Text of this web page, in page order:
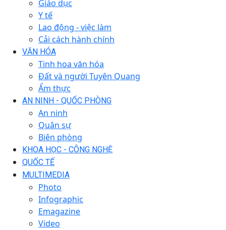
Giáo dục
Y tế
Lao động - việc làm
Cải cách hành chính
VĂN HÓA
Tinh hoa văn hóa
Đất và người Tuyên Quang
Ẩm thực
AN NINH - QUỐC PHÒNG
An ninh
Quân sự
Biên phòng
KHOA HỌC - CÔNG NGHỆ
QUỐC TẾ
MULTIMEDIA
Photo
Infographic
Emagazine
Video